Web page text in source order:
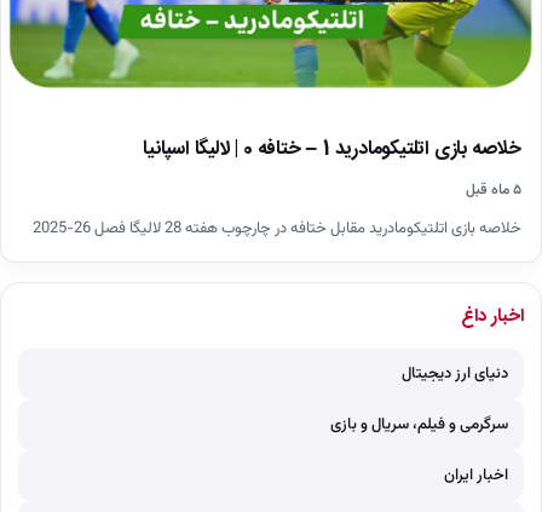
خلاصه بازی اتلتیکومادرید 1 – ختافه 0 | لالیگا اسپانیا
۵ ماه قبل
خلاصه بازی اتلتیکومادرید مقابل ختافه در چارچوب هفته 28 لالیگا فصل 26-2025
اخبار داغ
دنیای ارز دیجیتال
سرگرمی و فیلم، سریال و بازی
اخبار ایران